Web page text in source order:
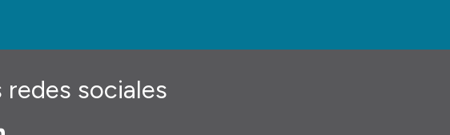
sociales